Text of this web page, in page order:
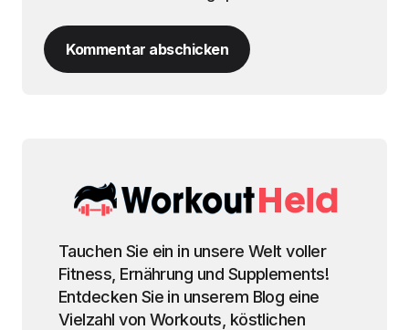
Kommentar abschicken
Tauchen Sie ein in unsere Welt voller
Fitness, Ernährung und Supplements!
Entdecken Sie in unserem Blog eine
Vielzahl von Workouts, köstlichen